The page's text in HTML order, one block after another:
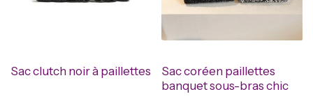
Sac clutch noir à paillettes
Sac coréen paillettes
banquet sous-bras chic